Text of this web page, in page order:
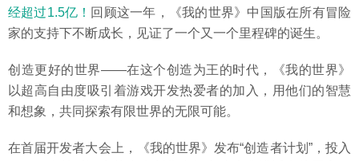
经超过1.5亿！ 回顾这一年，《我的世界》中国版在所有冒险
家的支持下不断成长，见证了一个又一个里程碑的诞生。
创造更好的世界——在这个创造为王的时代，《我的世界》
以超高自由度吸引着游戏开发热爱者的加入，用他们的智慧
和想象，共同探索有限世界的无限可能。
在首届开发者大会上，《我的世界》发布“创造者计划”，投入